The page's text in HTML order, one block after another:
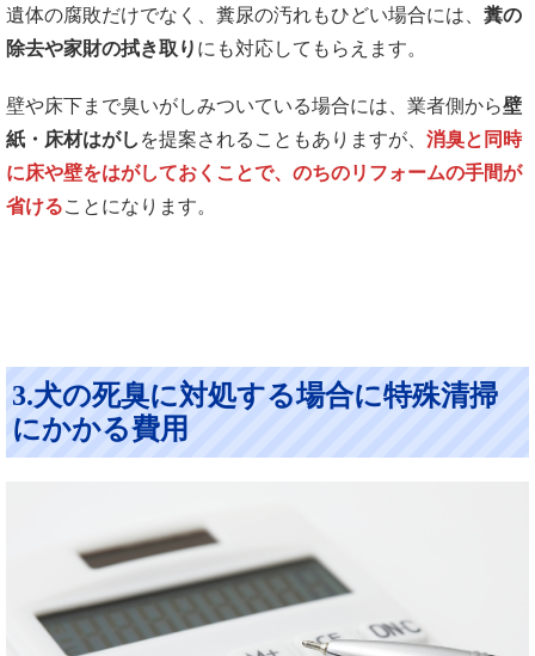
遺体の腐敗だけでなく、糞尿の汚れもひどい場合には、 糞の
除去や家財の拭き取り にも対応してもらえます。
壁や床下まで臭いがしみついている場合には、業者側から壁
紙・床材はがし を提案されることもありますが、 消臭と同時
に床や壁をはがしておくことで、のちのリフォームの手間が
省けることになります。
3.犬の死臭に対処する場合に特殊清掃
にかかる費用